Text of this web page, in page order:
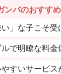
ンバのおすす
い」な子こそ
で明瞭な料
すいサービ